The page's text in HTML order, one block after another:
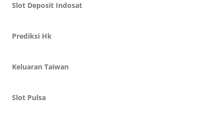
Slot Deposit Indosat
Prediksi Hk
Keluaran Taiwan
Slot Pulsa